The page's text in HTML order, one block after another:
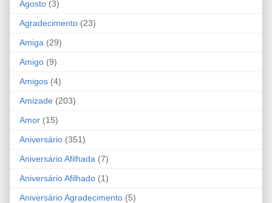
Agosto (3)
Agradecimento (23)
Amiga (29)
Amigo (9)
Amigos (4)
Amizade (203)
Amor (15)
Aniversário (351)
Aniversário Afilhada (7)
Aniversário Afilhado (1)
Aniversário Agradecimento (5)